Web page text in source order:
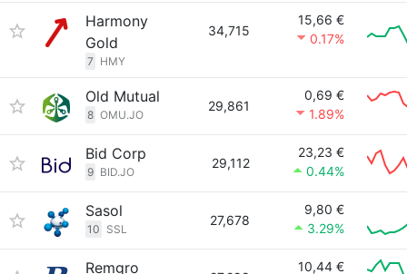
Harmony
Gold
7 HMY
34,715
15,66 €
0.17%
Old Mutual
8 OMU.JO
29,861
0,69 €
1.89%
Bid Corp
9 BID.JO
29,112
23,23 €
0.44%
Sasol
10 SSL
27,678
9,80 €
3.29%
Remgro
10,44 €